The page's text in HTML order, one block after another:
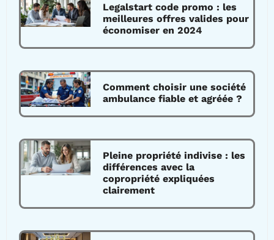
Legalstart code promo : les
meilleures offres valides pour
économiser en 2024
Comment choisir une société
ambulance fiable et agréée ?
Pleine propriété indivise : les
différences avec la
copropriété expliquées
clairement